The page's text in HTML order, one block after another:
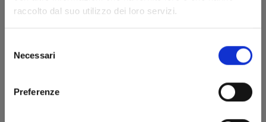
raccolto dal suo utilizzo dei loro servizi.
delNecessari
Preferenze